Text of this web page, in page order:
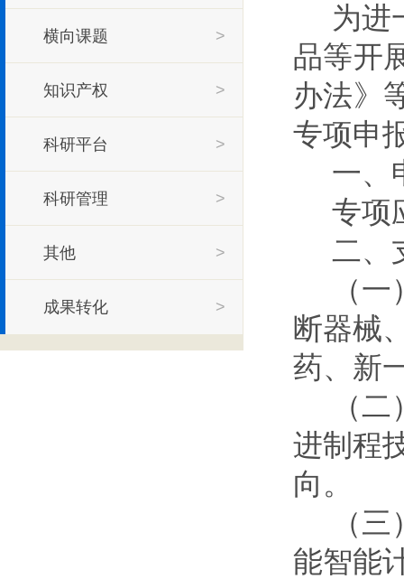
横向课题 >
知识产权 >
科研平台 >
科研管理 >
其他 >
成果转化 >
为进
品等开
办法》
专项申
一、
专项
二、
（
断器械
药、新
（
进制程
向。
（
能智能